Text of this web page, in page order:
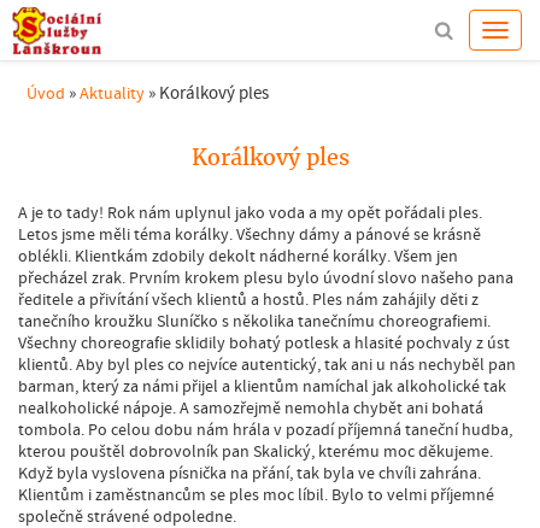
Úvod »Aktuality » Korálkový ples
Korálkový ples
A je to tady! Rok nám uplynul jako voda a my opět pořádali ples.
Letos jsme měli téma korálky. Všechny dámy a pánové se krásně
oblékli. Klientkám zdobily dekolt nádherné korálky. Všem jen
přecházel zrak. Prvním krokem plesu bylo úvodní slovo našeho pana
ředitele a přivítání všech klientů a hostů. Ples nám zahájily děti z
tanečního kroužku Sluníčko s několika tanečnímu choreografiemi.
Všechny choreografie sklidily bohatý potlesk a hlasité pochvaly z úst
klientů. Aby byl ples co nejvíce autentický, tak ani u nás nechyběl pan
barman, který za námi přijel a klientům namíchal jak alkoholické tak
nealkoholické nápoje. A samozřejmě nemohla chybět ani bohatá
tombola. Po celou dobu nám hrála v pozadí příjemná taneční hudba,
kterou pouštěl dobrovolník pan Skalický, kterému moc děkujeme.
Když byla vyslovena písnička na přání, tak byla ve chvíli zahrána.
Klientům i zaměstnancům se ples moc líbil. Bylo to velmi příjemné
společně strávené odpoledne.